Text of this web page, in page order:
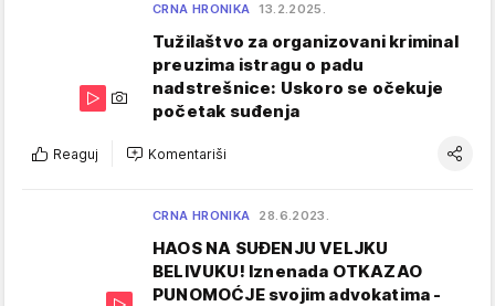
CRNA HRONIKA 13.2.2025.
Tužilaštvo za organizovani kriminal
preuzima istragu o padu
nadstrešnice: Uskoro se očekuje
početak suđenja
Reaguj Komentariši
CRNA HRONIKA 28.6.2023.
HAOS NA SUĐENJU VELJKU
BELIVUKU! Iznenada OTKAZAO
PUNOMOĆJE svojim advokatima -